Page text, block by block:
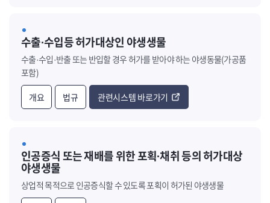
수출·수입등 허가대상인 야생생물
수출·수입·반출 또는 반입할 경우 허가를 받아야 하는 야생동물(가공품
포함)
개요 법규 관련시스템 바로가기
인공증식 또는 재배를 위한 포획·채취 등의 허가대상
야생생물
상업적 목적으로 인공증식할 수 있도록 포획이 허가된 야생생물